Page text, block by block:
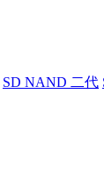
SD NAND 二代